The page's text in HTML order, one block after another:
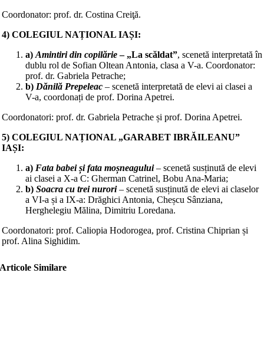
Coordonator: prof. dr. Costina Creiţă.
4) COLEGIUL NAȚIONAL IAȘI:
a) Amintiri din copilărie– „La scăldat”, scenetă interpretată în
dublu rol de Sofian Oltean Antonia, clasa a V-a. Coordonator:
prof. dr. Gabriela Petrache;
b) Dănilă Prepeleac – scenetă interpretată de elevi ai clasei a
V-a, coordonați de prof. Dorina Apetrei.
Coordonatori: prof. dr. Gabriela Petrache și prof. Dorina Apetrei.
5) COLEGIUL NAȚIONAL „GARABET IBRĂILEANU”
IAȘI:
a) Fata babei și fata moșneagului – scenetă susținută de elevi
ai clasei a X-a C: Gherman Catrinel, Bobu Ana-Maria;
b) Soacra cu trei nurori– scenetă susținută de elevi ai claselor
a VI-a și a IX-a: Drăghici Antonia, Cheșcu Sânziana,
Herghelegiu Mălina, Dimitriu Loredana.
Coordonatori: prof. Caliopia Hodorogea, prof. Cristina Chiprian și
prof. Alina Sighidim.
Articole Similare